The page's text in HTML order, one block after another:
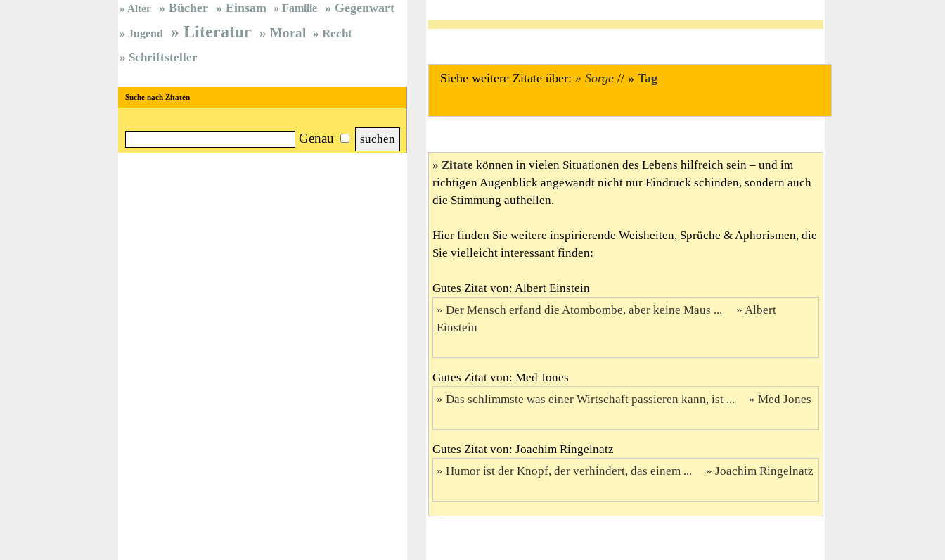
Siehe weitere Zitate über: Sorge // Tag
Zitate können in vielen Situationen des Lebens hilfreich sein – und im
richtigen Augenblick angewandt nicht nur Eindruck schinden, sondern auch
die Stimmung aufhellen.
Hier finden Sie weitere inspirierende Weisheiten, Sprüche & Aphorismen, die
Sie vielleicht interessant finden:
Gutes Zitat von: Albert Einstein
Der Mensch erfand die Atombombe, aber keine Maus ...
Albert
Einstein
Gutes Zitat von: Med Jones
Das schlimmste was einer Wirtschaft passieren kann, ist ...
Med Jones
Gutes Zitat von: Joachim Ringelnatz
Humor ist der Knopf, der verhindert, das einem ...
Joachim Ringelnatz
Alter Bücher Einsam Familie Gegenwart
Jugend Literatur Moral
Recht
Schriftsteller
Suche nach Zitaten
Genau